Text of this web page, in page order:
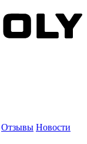
Отзывы Новости